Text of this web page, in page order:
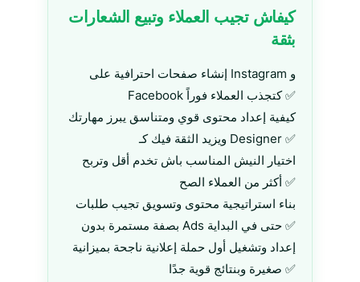
كيفاش تجيب العملاء وتبيع الشعارات
بثقة
إنشاء صفحات احترافية على Instagram و
Facebook كتجذب العملاء فوراً ✅
كيفية إعداد محتوى قوي ومتناسق يبرز مهارتك
ويزيد الثقة فيك كـ Designer ✅
اختيار النيش المناسب باش تخدم أقل وتربح
أكثر من العملاء الصح ✅
بناء استراتيجية محتوى وتسويق تجيب طلبات
بصفة مستمرة بدون Ads حتى في البداية ✅
إعداد وتشغيل أول حملة إعلانية ناجحة بميزانية
صغيرة وبنتائج قوية جدًا ✅